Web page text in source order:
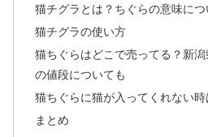
猫チグラとは？ちぐらの意味につ
猫チグラの使い方
猫ちぐらはどこで売ってる？新
の値段についても
猫ちぐらに猫が入ってくれない時
まとめ